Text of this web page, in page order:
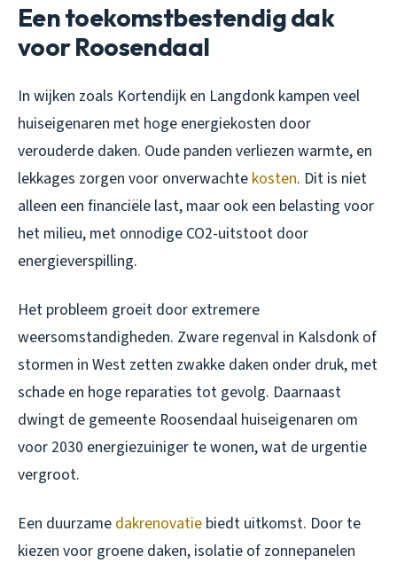
Een toekomstbestendig dak
voor Roosendaal
In wijken zoals Kortendijk en Langdonk kampen veel
huiseigenaren met hoge energiekosten door
verouderde daken. Oude panden verliezen warmte, en
lekkages zorgen voor onverwachte kosten. Dit is niet
alleen een financiële last, maar ook een belasting voor
het milieu, met onnodige CO2-uitstoot door
energieverspilling.
Het probleem groeit door extremere
weersomstandigheden. Zware regenval in Kalsdonk of
stormen in West zetten zwakke daken onder druk, met
schade en hoge reparaties tot gevolg. Daarnaast
dwingt de gemeente Roosendaal huiseigenaren om
voor 2030 energiezuiniger te wonen, wat de urgentie
vergroot.
Een duurzame dakrenovatie biedt uitkomst. Door te
kiezen voor groene daken, isolatie of zonnepanelen